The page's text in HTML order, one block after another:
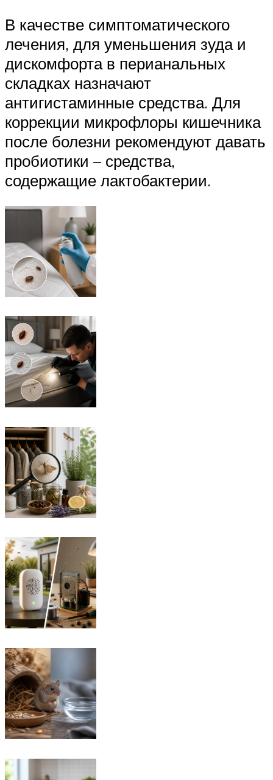
В качестве симптоматического
лечения, для уменьшения зуда и
дискомфорта в перианальных
складках назначают
антигистаминные средства. Для
коррекции микрофлоры кишечника
после болезни рекомендуют давать
пробиотики – средства,
содержащие лактобактерии.